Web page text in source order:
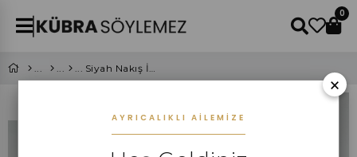
0
Siyah Nakış İşlemeli Örgü Hırka
×
AYRICALIKLI AILEMIZE